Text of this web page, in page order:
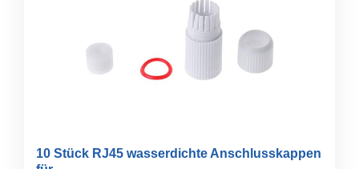
10 Stück RJ45 wasserdichte Anschlusskappen